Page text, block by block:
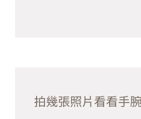
拍幾張照片看看手